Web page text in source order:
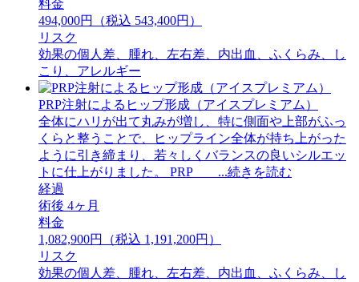
料金
494,000円（税込 543,400円）
リスク
効果の個人差、腫れ、左右差、内出血、ふくらみ、し
こり、アレルギー
PRP注射によるヒップ形成（アイスプレミアム）
全体にハリが出て丸みが増し、特に側面や上部がふっ
くらと整うことで、ヒップライン全体が持ち上がった
ように引き締まり、若々しくバランスの良いシルエッ
トに仕上がりました。 PRP ...続きを読む
経過
術後 4ヶ月
料金
1,082,900円（税込 1,191,200円）
リスク
効果の個人差、腫れ、左右差、内出血、ふくらみ、し